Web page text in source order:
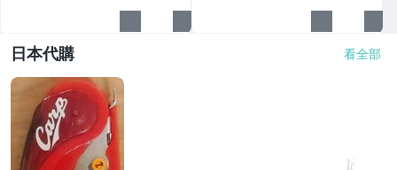
日本代購 看全部